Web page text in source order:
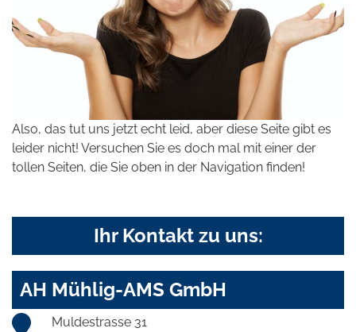
Also, das tut uns jetzt echt leid, aber diese Seite gibt es
leider nicht! Versuchen Sie es doch mal mit einer der
tollen Seiten, die Sie oben in der Navigation finden!
Ihr Kontakt zu uns:
AH Mühlig-AMS GmbH
Muldestrasse 31